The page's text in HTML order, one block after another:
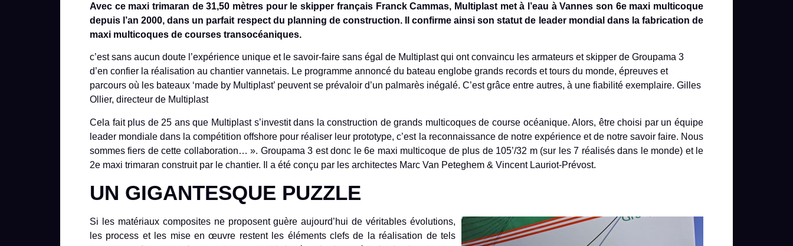
Avec ce maxi trimaran de 31,50 mètres pour le skipper français Franck Cammas, Multiplast met à l’eau à Vannes son 6e maxi multicoque
depuis l’an 2000, dans un parfait respect du planning de construction. Il confirme ainsi son statut de leader mondial dans la fabrication de
maxi multicoques de courses transocéaniques.
c’est sans aucun doute l’expérience unique et le savoir-faire sans égal de Multiplast qui ont convaincu les armateurs et skipper de Groupama 3
d’en confier la réalisation au chantier vannetais. Le programme annoncé du bateau englobe grands records et tours du monde, épreuves et
parcours où les bateaux ‘made by Multiplast’ peuvent se prévaloir d’un palmarès inégalé. C’est grâce entre autres, à une fiabilité exemplaire. Gilles
Ollier, directeur de Multiplast
Cela fait plus de 25 ans que Multiplast s’investit dans la construction de grands multicoques de course océanique. Alors, être choisi par un équipe
leader mondiale dans la compétition offshore pour réaliser leur prototype, c’est la reconnaissance de notre expérience et de notre savoir faire. Nous
sommes fiers de cette collaboration… ». Groupama 3 est donc le 6e maxi multicoque de plus de 105’/32 m (sur les 7 réalisés dans le monde) et le
2e maxi trimaran construit par le chantier. Il a été conçu par les architectes Marc Van Peteghem & Vincent Lauriot-Prévost.
UN GIGANTESQUE PUZZLE
Si les matériaux composites ne proposent guère aujourd’hui de véritables évolutions,
les process et les mise en œuvre restent les éléments clefs de la réalisation de tels